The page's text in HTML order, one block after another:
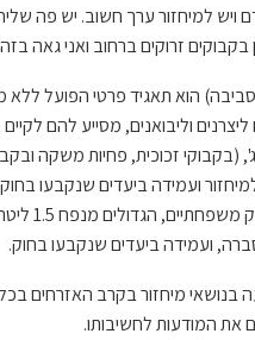
ויש למיחזור ערך חשוב. יש פה
זרוקים ברחוב ואני גאה
הוא תאגיד פרטי הפועל
ליצרנים וליבואנים, מסייע
ועמידה ביעדים שנקבעו
עוד
ועמידה ביעדים שנקבעו בחוק.
מיחזור בקרב האזרחים
המודעות לחשיבותו.